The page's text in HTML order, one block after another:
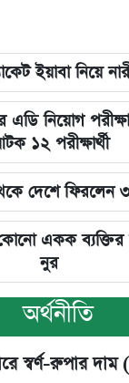
ইয়াবা নিয়ে
এডি নিয়োগ
১২ পরীক্ষার্থী
দেশে ফিরলেন
একক
নুর
অর্থনীতি
স্বর্ণ-রুপার